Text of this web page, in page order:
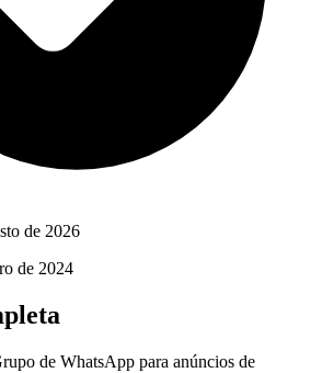
de 2026
de 2024
de WhatsApp para anúncios de